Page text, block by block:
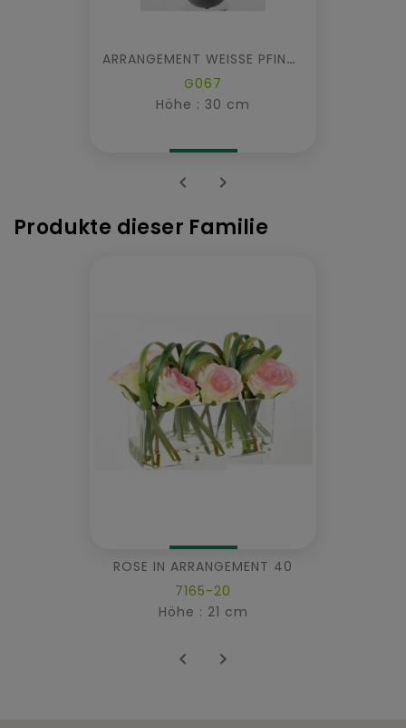
ARRANGEMENT WEISSE PFINGSTROSEN
G067
Höhe : 30 cm
 
Produkte dieser Familie
ROSE IN ARRANGEMENT 40
7165-20
Höhe : 21 cm
 